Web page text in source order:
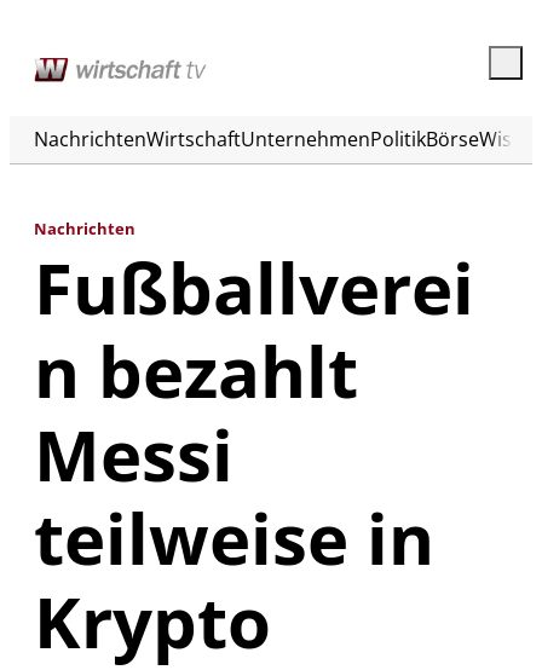
NachrichtenWirtschaftUnternehmenPolitikBörse
Nachrichten
Fußballverei
n bezahlt
Messi
teilweise in
Krypto